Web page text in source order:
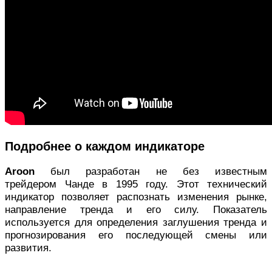
Подробнее о каждом индикаторе
Aroon был разработан не без известным
трейдером Чанде в 1995 году. Этот технический
индикатор позволяет распознать изменения рынке,
направление тренда и его силу. Показатель
используется для определения заглушения тренда и
прогнозирования его последующей смены или
развития.